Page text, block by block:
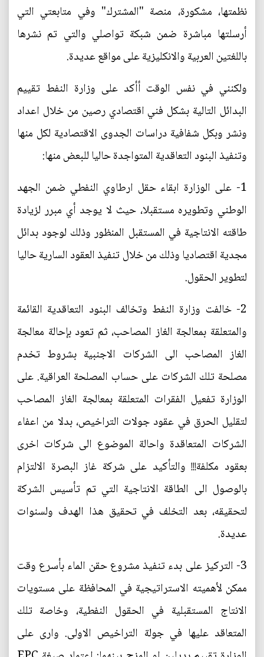
نظمتها، مشكورة، منصة "المشترك" وفي متابعتي التي
أرسلتها مباشرة ضمن شبكة تواصلي والتي تم نشرها
باللغتين العربية والانكليزية على مواقع عديدة.
ولكنني في نفس الوقت أأكد على وزارة النفط تقييم
البدائل التالية بشكل فني اقتصادي رصين من خلال اعداد
ونشر وبكل شفافية دراسات الجدوى الاقتصادية لكل منها
وتنفيذ البنود التعاقدية المتواجدة حاليا للبعض منها:
1- على الوزارة ابقاء حقل ارطاوي النفطي ضمن الجهد
الوطني وتطويره مستقبلا، حيث لا يوجد أي مبرر لزيادة
طاقته الانتاجية في المستقبل المنظور وذلك لوجود بدائل
مجدية اقتصاديا وذلك من خلال تنفيذ العقود السارية حاليا
لتطوير الحقول.
2- خالفت وزارة النفط وتخالف البنود التعاقدية القائمة
والمتعلقة بمعالجة الغاز المصاحب، ثم تعود بإحالة معالجة
الغاز المصاحب الى الشركات الاجنبية بشروط تخدم
مصلحة تلك الشركات على حساب المصلحة العراقية. على
الوزارة تفعيل الفقرات المتعلقة بمعالجة الغاز المصاحب
لتقليل الحرق في عقود جولات التراخيص، بدلا من اعفاء
الشركات المتعاقدة واحالة الموضوع الى شركات اخرى
بعقود مكلفة!!! والتأكيد على شركة غاز البصرة الالتزام
بالوصول الى الطاقة الانتاجية التي تم تأسيس الشركة
لتحقيقه، بعد التخلف في تحقيق هذا الهدف ولسنوات
عديدة.
3- التركيز على بدء تنفيذ مشروع حقن الماء بأسرع وقت
ممكن لأهميته الاستراتيجية في المحافظة على مستويات
الانتاج المستقبلية في الحقول النفطية، وخاصة تلك
المتعاقد عليها في جولة التراخيص الاولى. وارى على